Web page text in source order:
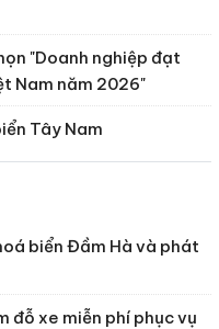
"Doanh nghiệp đạt
Nam năm 2026"
Tây Nam
biển Đầm Hà và phát
đỗ xe miễn phí phục vụ